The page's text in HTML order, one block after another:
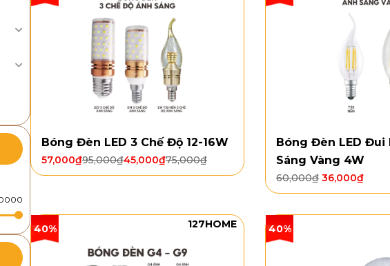
Bóng Đèn LED 3 Chế Độ 12-16W
75,000₫
45,000₫
95,000₫
57,000₫
Bóng Đèn LED Đui
Sáng Vàng 4W
60,000₫ 36,000₫
40% 127HOME 40%